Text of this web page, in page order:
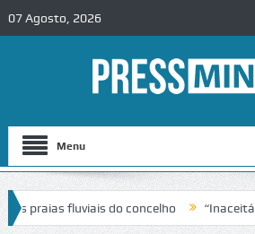
07 Agosto, 2026
Menu
fluviais do concelho “Inaceitável”.